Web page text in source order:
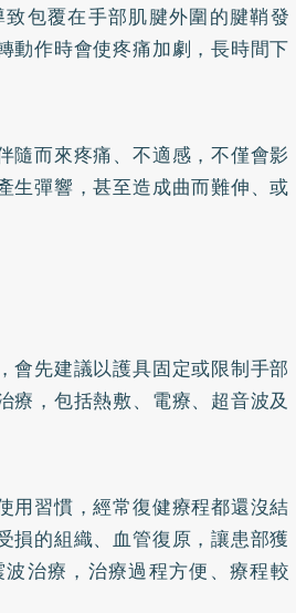
包覆在手部肌腱外圍的腱鞘發
動作時會使疼痛加劇，長時間下
隨而來疼痛、不適感，不僅會影
生彈響，甚至造成曲而難伸、或
會先建議以護具固定或限制手部
療，包括熱敷、電療、超音波及
用習慣，經常復健療程都還沒結
損的組織、血管復原，讓患部獲
治療，治療過程方便、療程較